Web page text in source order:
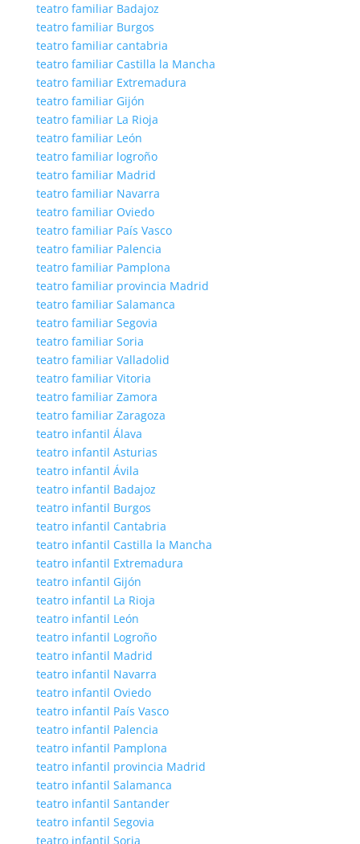
teatro familiar Badajoz
teatro familiar Burgos
teatro familiar cantabria
teatro familiar Castilla la Mancha
teatro familiar Extremadura
teatro familiar Gijón
teatro familiar La Rioja
teatro familiar León
teatro familiar logroño
teatro familiar Madrid
teatro familiar Navarra
teatro familiar Oviedo
teatro familiar País Vasco
teatro familiar Palencia
teatro familiar Pamplona
teatro familiar provincia Madrid
teatro familiar Salamanca
teatro familiar Segovia
teatro familiar Soria
teatro familiar Valladolid
teatro familiar Vitoria
teatro familiar Zamora
teatro familiar Zaragoza
teatro infantil Álava
teatro infantil Asturias
teatro infantil Ávila
teatro infantil Badajoz
teatro infantil Burgos
teatro infantil Cantabria
teatro infantil Castilla la Mancha
teatro infantil Extremadura
teatro infantil Gijón
teatro infantil La Rioja
teatro infantil León
teatro infantil Logroño
teatro infantil Madrid
teatro infantil Navarra
teatro infantil Oviedo
teatro infantil País Vasco
teatro infantil Palencia
teatro infantil Pamplona
teatro infantil provincia Madrid
teatro infantil Salamanca
teatro infantil Santander
teatro infantil Segovia
teatro infantil Soria